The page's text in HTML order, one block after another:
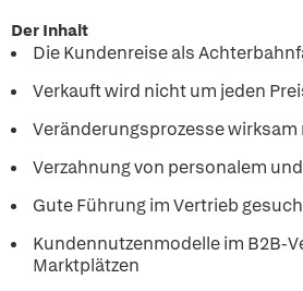
Der Inhalt
Die Kundenreise als
Verkauft wird nicht um jeden
Veränderungsprozesse wirksam
Verzahnung von personalem
Gute Führung im Vertrieb
Kundennutzenmodelle im B2B-
Marktplätzen